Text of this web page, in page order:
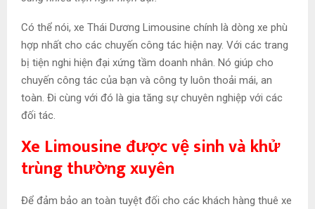
Có thể nói, xe Thái Dương Limousine chính là dòng xe phù
hợp nhất cho các chuyến công tác hiện nay. Với các trang
bị tiện nghi hiện đại xứng tầm doanh nhân. Nó giúp cho
chuyến công tác của bạn và công ty luôn thoải mái, an
toàn. Đi cùng với đó là gia tăng sự chuyên nghiệp với các
đối tác.
Xe Limousine được vệ sinh và khử
trùng thường xuyên
Để đảm bảo an toàn tuyệt đối cho các khách hàng thuê xe